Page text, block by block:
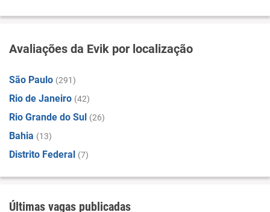
Avaliações da Evik por localização
São Paulo (291)
Rio de Janeiro (42)
Rio Grande do Sul (26)
Bahia (13)
Distrito Federal (7)
Últimas vagas publicadas